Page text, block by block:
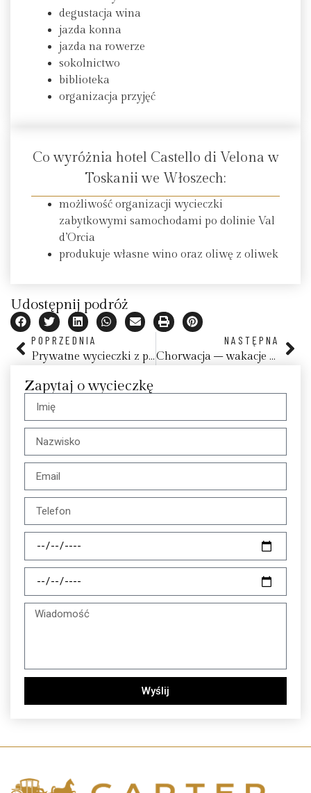
degustacja wina
jazda konna
jazda na rowerze
sokolnictwo
biblioteka
organizacja przyjęć
Co wyróżnia hotel Castello di Velona w
Toskanii we Włoszech:
możliwość organizacji wycieczki
zabytkowymi samochodami po dolinie Val
d’Orcia
produkuje własne wino oraz oliwę z oliwek
Udostępnij podróż
POPRZEDNIA
Prywatne wycieczki z przewodnikiem po Malcie i Gozo
NASTĘPNA
Chorwacja – wakacje z dzieckiem
Zapytaj o wycieczkę
Wyślij